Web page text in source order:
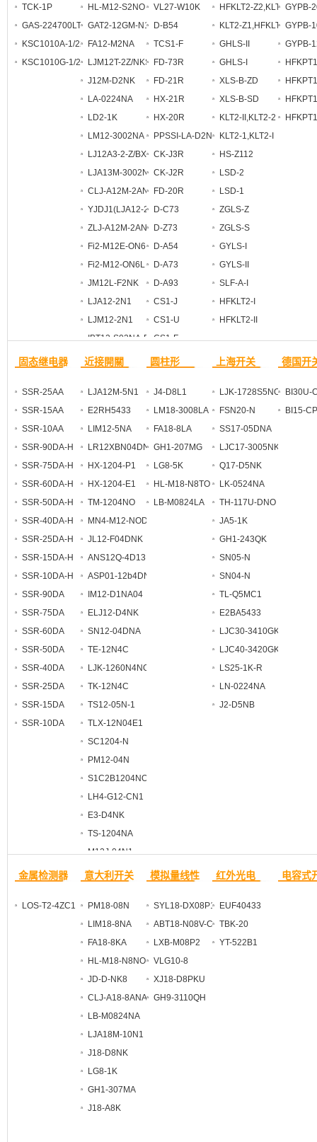
TCK-1P
GAS-224700LT
KSC1010A-1/220
KSC1010G-1/220
HL-M12-S2NO
GAT2-12GM-N1
FA12-M2NA
LJM12T-2Z/NKS
J12M-D2NK
LA-0224NA
LD2-1K
LM12-3002NA
LJ12A3-2-Z/BX
LJA13M-3002NK
CLJ-A12M-2ANA
YJDJ1(LJA12-2N1)
ZLJ-A12M-2ANA
Fi2-M12E-ON6L
Fi2-M12-ON6L
JM12L-F2NK
LJA12-2N1
LJM12-2N1
IBT12-S02NA-D3Y2
VL27-W10K
D-B54
TCS1-F
FD-73R
FD-21R
HX-21R
HX-20R
PPSSI-LA-D2N2
CK-J3R
CK-J2R
FD-20R
D-C73
D-Z73
D-A54
D-A73
D-A93
CS1-J
CS1-U
CS1-F
HFKLT2-Z2,KLT2-Z2
KLT2-Z1,HFKLT2-Z1
GHLS-II
GHLS-I
XLS-B-ZD
XLS-B-SD
KLT2-II,KLT2-2
KLT2-1,KLT2-I
HS-Z112
LSD-2
LSD-1
ZGLS-Z
ZGLS-S
GYLS-I
GYLS-II
SLF-A-I
HFKLT2-I
HFKLT2-II
GYPB-
GYPB-
GYPB-
固态继电器
SSR-25AA
SSR-15AA
SSR-10AA
SSR-90DA-H
SSR-75DA-H
SSR-60DA-H
SSR-50DA-H
SSR-40DA-H
SSR-25DA-H
SSR-15DA-H
SSR-10DA-H
SSR-90DA
SSR-75DA
SSR-60DA
SSR-50DA
SSR-40DA
SSR-25DA
SSR-15DA
SSR-10DA
近接開關
LJA12M-5N1
E2RH5433
LIM12-5NA
LR12XBN04DNO
HX-1204-P1
HX-1204-E1
TM-1204NO
MN4-M12-NOD1
JL12-F04DNK
ANS12Q-4D13N
ASP01-12b4DNA-1
IM12-D1NA04
ELJ12-D4NK
SN12-04DNA
TE-12N4C
LJK-1260N4NO
TK-12N4C
TS12-05N-1
TLX-12N04E1
SC1204-N
PM12-04N
S1C2B1204NO3S2
LH4-G12-CN1
E3-D4NK
TS-1204NA
M12J-04N1
圆柱形
J4-D8L1
LM18-3008LA
FA18-8LA
GH1-207MG
LG8-5K
HL-M18-N8TO
LB-M0824LA
上海开关
LJK-1728S5NO
FSN20-N
SS17-05DNA
LJC17-3005NK
Q17-D5NK
LK-0524NA
TH-117U-DNO
JA5-1K
GH1-243QK
SN05-N
SN04-N
TL-Q5MC1
E2BA5433
LJC30-3410GK
LJC40-3420GK
LS25-1K-R
LN-0224NA
J2-D5NB
德国开
BI30U-
BI15-
金属检测器
LOS-T2-4ZC1
意大利开关
PM18-08N
LIM18-8NA
FA18-8KA
HL-M18-N8NO
JD-D-NK8
CLJ-A18-8ANA
LB-M0824NA
LJA18M-10N1
J18-D8NK
LG8-1K
GH1-307MA
J18-A8K
模拟量线性
SYL18-DX08P1
ABT18-N08V-C3Y2
LXB-M08P2
VLG10-8
XJ18-D8PKU
GH9-3110QH
红外光电
EUF40433
TBK-20
YT-522B1
电容式